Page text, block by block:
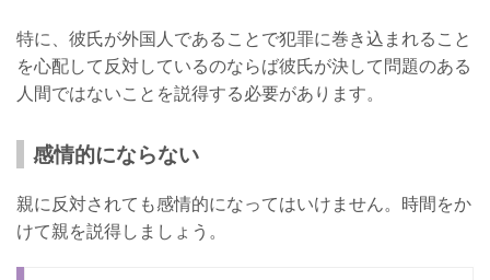
特に、彼氏が外国人であることで犯罪に巻き込まれること
を心配して反対しているのならば彼氏が決して問題のある
人間ではないことを説得する必要があります。
感情的にならない
親に反対されても感情的になってはいけません。時間をか
けて親を説得しましょう。